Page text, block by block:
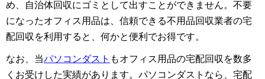
め、自治体回収にゴミとして出すことができません。不要
になったオフィス用品は、信頼できる不用品回収業者の宅
配回収を利用すると、何かと便利でお得です。
なお、当パソコンダスト もオフィス用品の宅配回収を数多
くお受けした実績があります。パソコンダストなら、宅配